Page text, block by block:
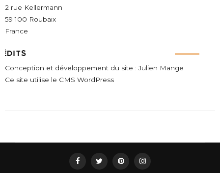
2 rue Kellermann
59 100 Roubaix
France
Conception et développement du site : Julien Mange
Ce site utilise le CMS WordPress